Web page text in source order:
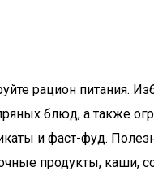
рацион питания.
блюд, а также
и фаст-фуд.
продукты, каши,